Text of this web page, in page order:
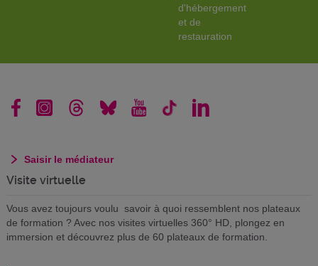
d'hébergement
et de
restauration
Saisir le médiateur
Visite virtuelle
Vous avez toujours voulu savoir à quoi ressemblent nos plateaux
de formation ? Avec nos visites virtuelles 360° HD, plongez en
immersion et découvrez plus de 60 plateaux de formation.